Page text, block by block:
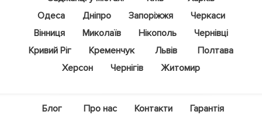
Одеса
Дніпро Запоріжжя
Черкаси
Вінниця
Миколаїв Нікополь
Чернівці
Кривий Ріг
Кременчук Львів
Полтава
Херсон
Чернігів Житомир
Блог Про нас Контакти
Гарантія